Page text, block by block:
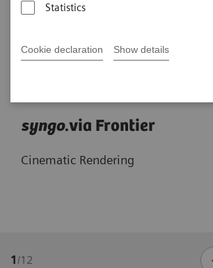
Statistics
Cookie declaration Show details
syngo.via Frontier
Cinematic Rendering
1/12